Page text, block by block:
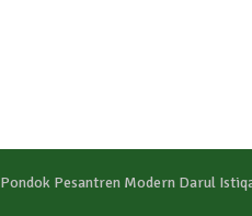
Pondok Pesantren Modern Darul